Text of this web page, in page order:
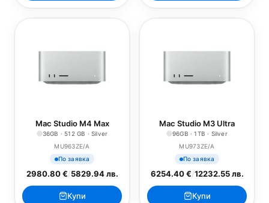
Mac Studio M4 Max
36GB · 512 GB · Silver
MU963ZE/A
По заявка
2980.80 €/5829.94 лв.
Купи
Mac Studio M3 Ultra
96GB · 1TB · Silver
MU973ZE/A
По заявка
6254.40 €/12232.55 лв.
Купи